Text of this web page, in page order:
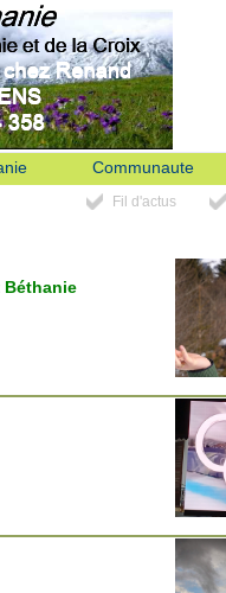
Communaute
Fil d'actus
Béthanie